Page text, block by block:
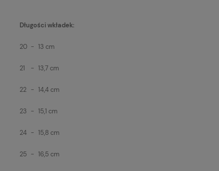
Długości wkładek:
20 - 13 cm
21 - 13,7 cm
22 - 14,4 cm
23 - 15,1 cm
24 - 15,8 cm
25 - 16,5 cm